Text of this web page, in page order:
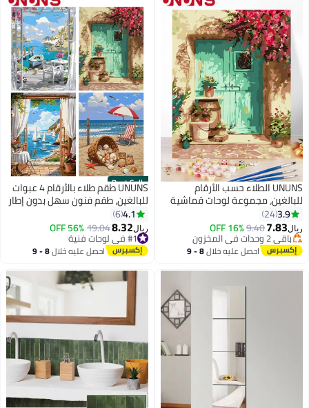
UNUNS الطلاء حسب الأرقام
للبالغين، مجموعة لوحات قماشية
للمبتدئين بالأرقام مع فرش وطلاء
أكريليك، 40 × 50 سم
3.9
24
ريال7.83
9.40
16% OFF
باقي 2 وحدات في المخزون
باقي 2 وحدات في المخزون احصل عليه خلال 8 - 9
Best Seller UNUNS طقم طلاء بالأرقام 4 عبوات
للبالغين، طقم فنون سهل بدون إطار
مع 12 فرشاة طلاء، مجموعة طلاء
أكريليك كهدية لتزيين المنزل،
40x50 سم
4.1
6
ريال8.32
19.04
56% OFF
#1 في لوحات فنية
#1 في لوحات فنية احصل عليه خلال 8 - 9